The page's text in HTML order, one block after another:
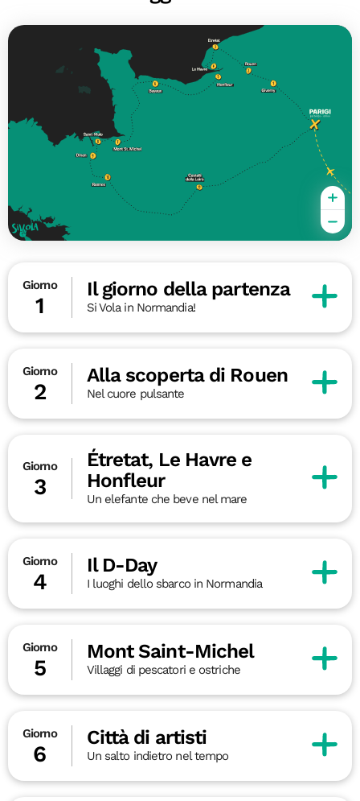
Giorno
1
Il giorno della partenza
Si Vola in Normandia!
Giorno
2
Alla scoperta di Rouen
Nel cuore pulsante
Giorno
3
Étretat, Le Havre e
Honfleur
Un elefante che beve nel mare
Giorno
4
Il D-Day
I luoghi dello sbarco in Normandia
Giorno
5
Mont Saint-Michel
Villaggi di pescatori e ostriche
Giorno
6
Città di artisti
Un salto indietro nel tempo